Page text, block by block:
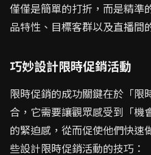
僅僅是簡單的打折，而是精準
品特性、目標客群以及直播間
巧妙設計限時促銷活動
限時促銷的成功關鍵在於「限
合，它需要讓觀眾感受到「機
的緊迫感，從而促使他們快速
些設計限時促銷活動的技巧：